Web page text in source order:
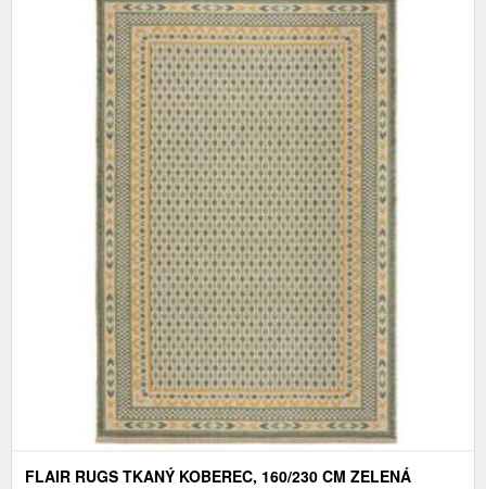
FLAIR RUGS TKANÝ KOBEREC, 160/230 CM ZELENÁ